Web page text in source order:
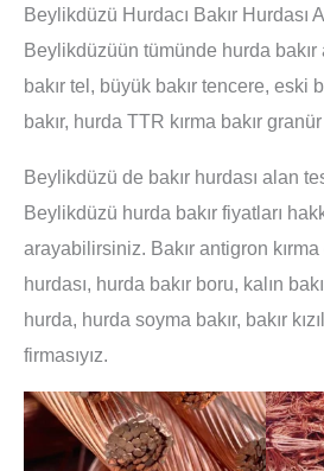
Beylikdüzü Hurdacı Bakır Hurdası
Beylikdüzüün tümünde hurda bakır
bakır tel, büyük bakır tencere, eski
bakır, hurda TTR kırma bakır granür
Beylikdüzü de bakır hurdası alan
Beylikdüzü hurda bakır fiyatları
arayabilirsiniz. Bakır antigron kırma
hurdası, hurda bakır boru, kalın
hurda, hurda soyma bakır, bakır
firmasıyız.